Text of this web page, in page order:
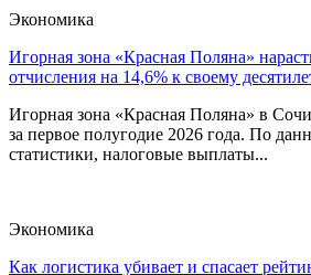
Экономика
Игорная зона «Красная Поляна»
отчисления на 14,6% к своему
Игорная зона «Красная Поляна» в
за первое полугодие 2026 года. По
статистики, налоговые выплаты...
Экономика
Как логистика убивает и спасает